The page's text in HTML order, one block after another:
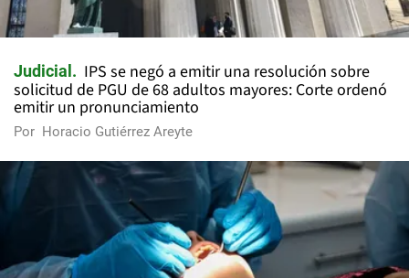
Judicial
IPS se negó a emitir una resolución sobre
solicitud de PGU de 68 adultos mayores: Corte ordenó
emitir un pronunciamiento
Por Horacio Gutiérrez Areyte